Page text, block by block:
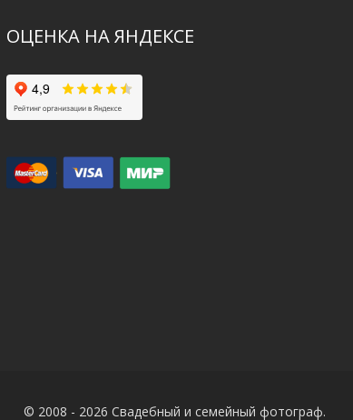
ОЦЕНКА НА ЯНДЕКСЕ
© 2008 - 2026 Свадебный и семейный фотограф.